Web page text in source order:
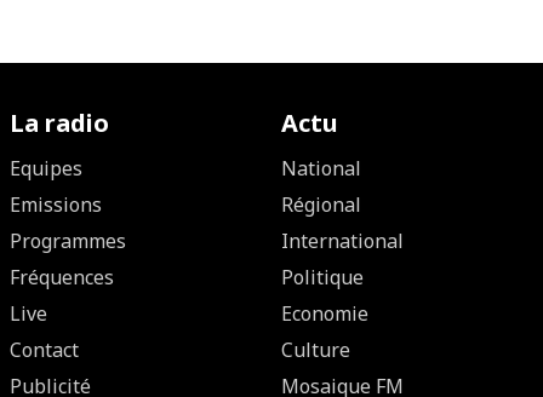
La radio
Equipes
Emissions
Programmes
Fréquences
Live
Contact
Publicité
Actu
National
Régional
International
Politique
Economie
Culture
Mosaique FM